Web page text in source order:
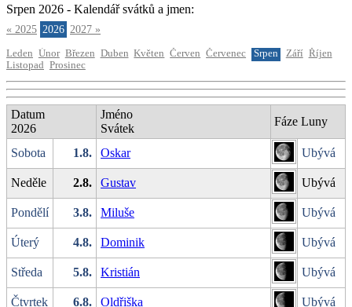
Srpen 2026 - Kalendář svátků a jmen:
« 2025 2026 2027 »
Leden Únor Březen Duben Květen Červen Červenec Srpen Září Říjen
Listopad Prosinec
Datum
2026
Jméno
Svátek
Fáze Luny
Sobota 1.8. Oskar Ubývá
Neděle 2.8. Gustav Ubývá
Pondělí 3.8. Miluše Ubývá
Úterý 4.8. Dominik Ubývá
Středa 5.8. Kristián Ubývá
Čtvrtek 6.8. Oldřiška Ubývá